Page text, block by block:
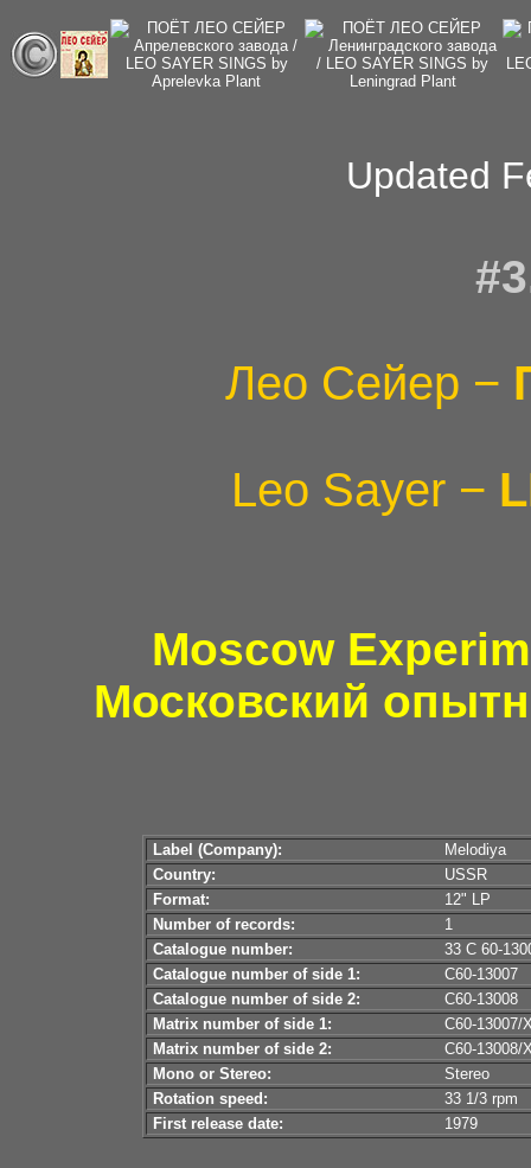
Updated
Лео Сейер −
Leo Sayer −
Moscow
Московский
Label (Company):
Melodiya
Country:
USSR
Format:
12" LP
Number of records:
1
Catalogue number:
33 С 60-
Catalogue number of side 1:
С60-13007
Catalogue number of side 2:
С60-13008
Matrix number of side 1:
С60-13007/
Matrix number of side 2:
С60-13008/
Mono or Stereo:
Stereo
Rotation speed:
33 1/3 rpm
First release date:
1979